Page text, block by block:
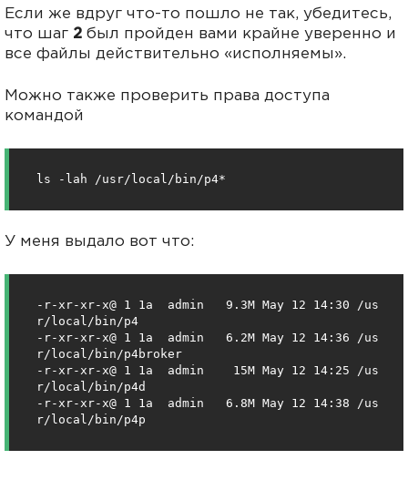
Если же вдруг что-то пошло не так, убедитесь,
что шаг 2 был пройден вами крайне уверенно и
все файлы действительно «исполняемы».
Можно также проверить права доступа
командой
ls -lah /usr/local/bin/p4*
У меня выдало вот что:
-r-xr-xr-x@ 1 1a  admin   9.3M May 12 14:30 /us
r/local/bin/p4
-r-xr-xr-x@ 1 1a  admin   6.2M May 12 14:36 /us
r/local/bin/p4broker
-r-xr-xr-x@ 1 1a  admin    15M May 12 14:25 /us
r/local/bin/p4d
-r-xr-xr-x@ 1 1a  admin   6.8M May 12 14:38 /us
r/local/bin/p4p